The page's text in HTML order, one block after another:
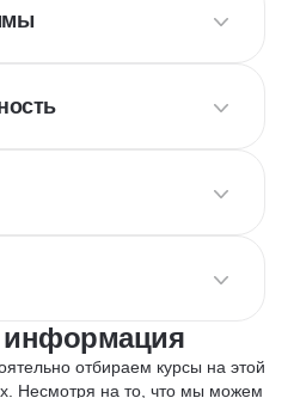
информация
отбираем курсы на этой
Несмотря на то, что мы можем